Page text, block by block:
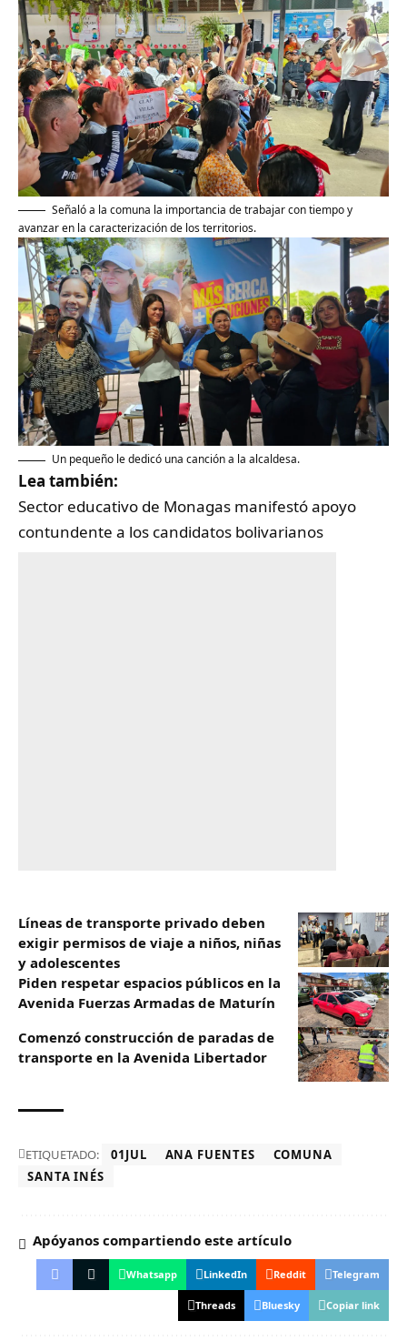
Señaló a la comuna la importancia de trabajar con tiempo y
avanzar en la caracterización de los territorios.
Un pequeño le dedicó una canción a la alcaldesa.
Lea también:
Sector educativo de Monagas manifestó apoyo
contundente a los candidatos bolivarianos
Líneas de transporte privado deben
exigir permisos de viaje a niños, niñas
y adolescentes
Piden respetar espacios públicos en la
Avenida Fuerzas Armadas de Maturín
​Comenzó construcción de paradas de
transporte en la Avenida Libertador
ETIQUETADO: 01JUL ANA FUENTES
COMUNA
SANTA INÉS
Apóyanos compartiendo este artículo
Whatsapp LinkedIn Reddit Telegram
Threads Bluesky Copiar link